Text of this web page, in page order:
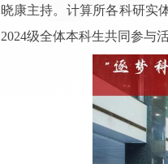
晓康主持。计算所各科研实
2024级全体本科生共同参与